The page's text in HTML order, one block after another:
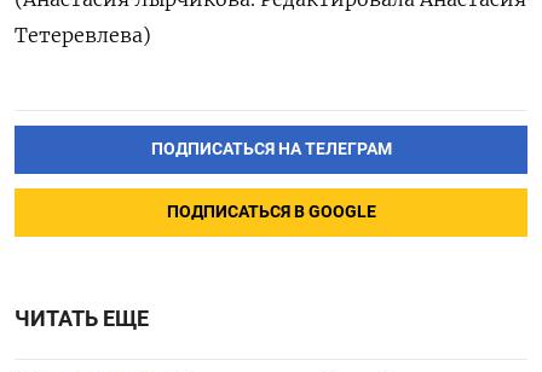
Тетеревлева)
ПОДПИСАТЬСЯ НА ТЕЛЕГРАМ
ПОДПИСАТЬСЯ В GOOGLE
ЧИТАТЬ ЕЩЕ